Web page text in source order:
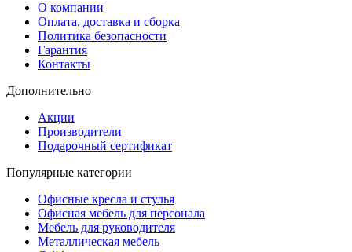
О компании
Оплата, доставка и сборка
Политика безопасности
Гарантия
Контакты
Дополнительно
Акции
Производители
Подарочный сертификат
Популярные категории
Офисные кресла и стулья
Офисная мебель для персонала
Мебель для руководителя
Металлическая мебель